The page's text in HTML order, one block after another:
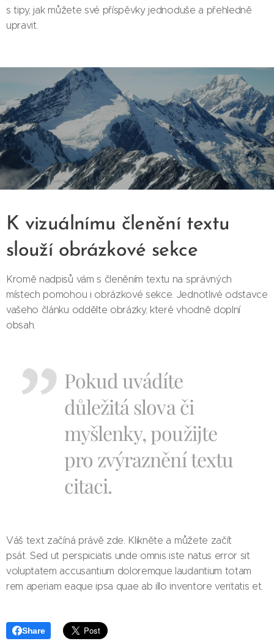
s tipy, jak můžete své příspěvky jednoduše a přehledně
upravit.
K vizuálnímu členění textu
slouží obrázkové sekce
Kromě nadpisů vám s členěním textu na správných
místech pomohou i obrázkové sekce. Jednotlivé odstavce
vašeho článku oddělte obrázky, které vhodně doplní
obsah.
Pokud uvádíte
důležitá slova či
myšlenky, použijte
pro zvýraznění textu
citaci.
Váš text začíná právě zde. Klikněte a můžete začít
psát. Sed ut perspiciatis unde omnis iste natus error sit
voluptatem accusantium doloremque laudantium totam
rem aperiam eaque ipsa quae ab illo inventore veritatis et.
Share